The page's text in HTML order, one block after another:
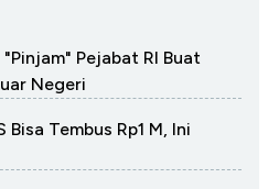
Pejabat RI Buat
Negeri
Bisa Tembus Rp1 M, Ini